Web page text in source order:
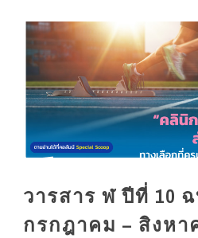
วารสาร ฬ ปีที่ 10
กรกฎาคม – สิงหา